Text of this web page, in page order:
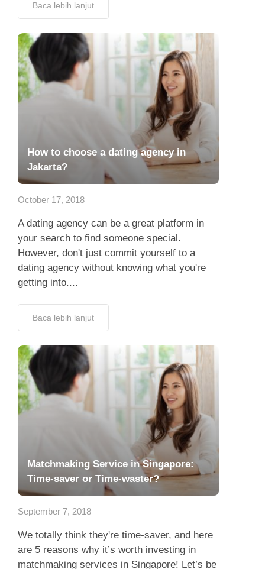
Baca lebih lanjut
How to choose a dating agency in
Jakarta?
October 17, 2018
A dating agency can be a great platform in
your search to find someone special.
However, don't just commit yourself to a
dating agency without knowing what you're
getting into....
Baca lebih lanjut
Matchmaking Service in Singapore:
Time-saver or Time-waster?
September 7, 2018
We totally think they're time-saver, and here
are 5 reasons why it’s worth investing in
matchmaking services in Singapore! Let’s be